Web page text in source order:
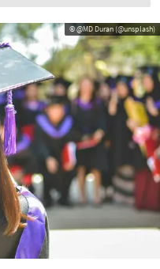
© @MD Duran (@unsplash)